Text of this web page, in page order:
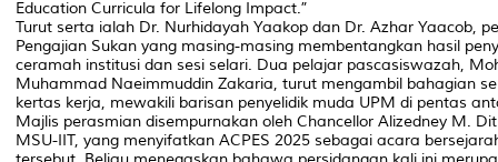
Education Curricula for Lifelong Impact.”
Turut serta ialah Dr. Nurhidayah Yaakop dan Dr. Azhar Yaacob,
Pengajian Sukan yang masing-masing membentangkan hasil
ceramah institusi dan sesi selari. Dua pelajar pascasiswazah,
Muhammad Naeimmuddin Zakaria, turut mengambil bahagian
kertas kerja, mewakili barisan penyelidik muda UPM di pentas
Majlis perasmian disempurnakan oleh Chancellor Alizedney M.
MSU-IIT, yang menyifatkan ACPES 2025 sebagai acara